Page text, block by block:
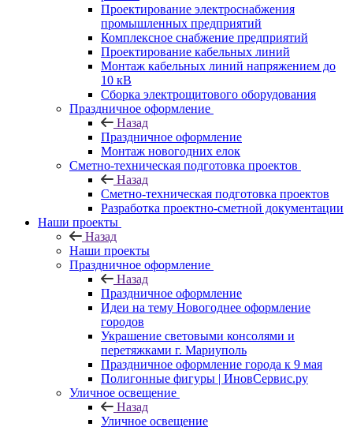
Проектирование электроснабжения
промышленных предприятий
Комплексное снабжение предприятий
Проектирование кабельных линий
Монтаж кабельных линий напряжением до
10 кВ
Сборка электрощитового оборудования
Праздничное оформление
Назад
Праздничное оформление
Монтаж новогодних елок
Сметно-техническая подготовка проектов
Назад
Сметно-техническая подготовка проектов
Разработка проектно-сметной документации
Наши проекты
Назад
Наши проекты
Праздничное оформление
Назад
Праздничное оформление
Идеи на тему Новогоднее оформление
городов
Украшение световыми консолями и
перетяжками г. Мариуполь
Праздничное оформление города к 9 мая
Полигонные фигуры | ИновСервис.ру
Уличное освещение
Назад
Уличное освещение